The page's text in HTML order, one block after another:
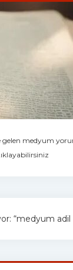
gelen medyum
“medyum adil